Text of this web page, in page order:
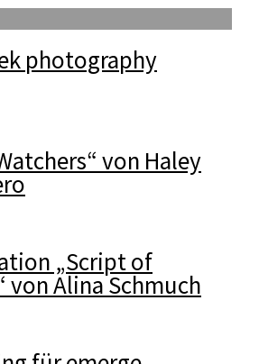
photography
von Haley
„Script of
Alina Schmuch